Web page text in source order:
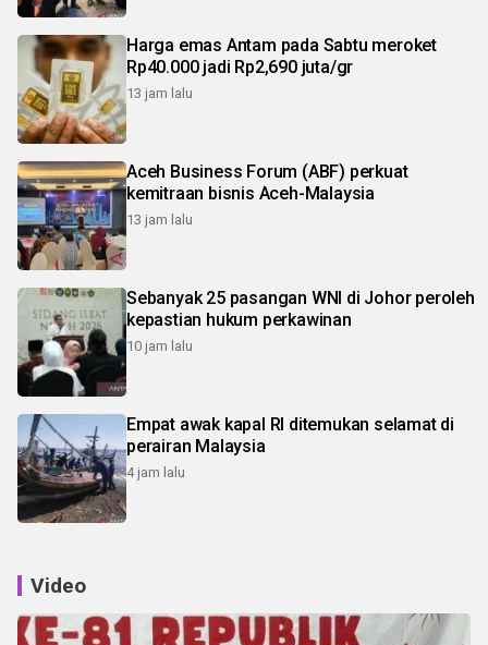
Harga emas Antam pada Sabtu meroket
Rp40.000 jadi Rp2,690 juta/gr
13 jam lalu
Aceh Business Forum (ABF) perkuat
kemitraan bisnis Aceh-Malaysia
13 jam lalu
Sebanyak 25 pasangan WNI di Johor peroleh
kepastian hukum perkawinan
10 jam lalu
Empat awak kapal RI ditemukan selamat di
perairan Malaysia
4 jam lalu
Video